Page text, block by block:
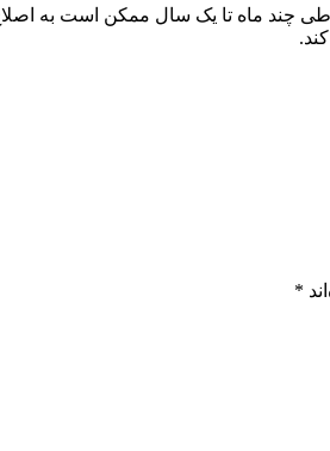
چند ماه تا یک سال ممکن است به
*